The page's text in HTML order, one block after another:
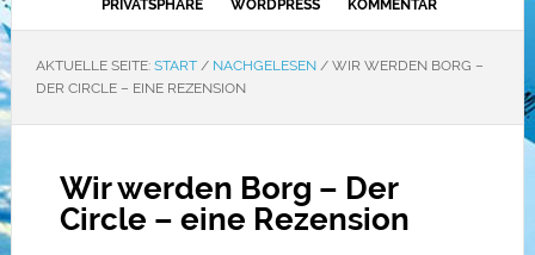
PRIVATSPHÄRE WORDPRESS KOMMENTAR
AKTUELLE SEITE: START / NACHGELESEN /WIR WERDEN BORG –
DER CIRCLE – EINE REZENSION
Wir werden Borg – Der
Circle – eine Rezension